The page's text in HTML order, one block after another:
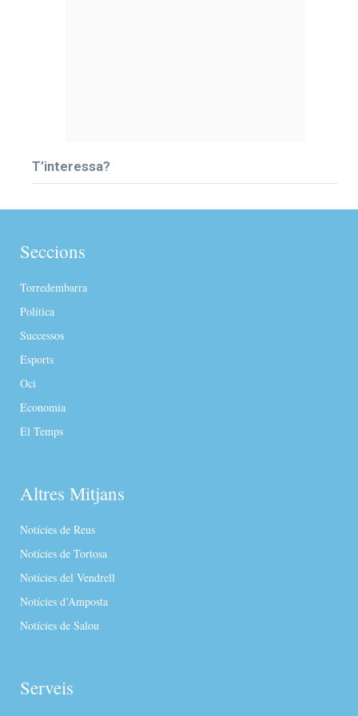
T’interessa?
Seccions
Torredembarra
Política
Successos
Esports
Oci
Economia
El Temps
Altres Mitjans
Notícies de Reus
Notícies de Tortosa
Notícies del Vendrell
Notícies d’Amposta
Notícies de Salou
Serveis